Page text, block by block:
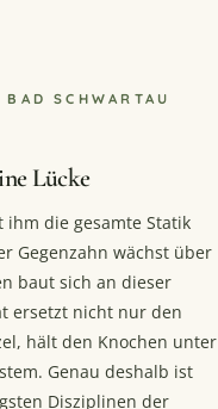
SCHWARTAU
Lücke
die gesamte Statik
Gegenzahn wächst über
baut sich an dieser
ersetzt nicht nur den
hält den Knochen unter
Genau deshalb ist
Disziplinen der